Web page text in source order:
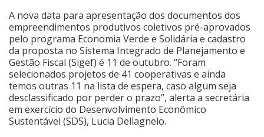
Classificados
Guia de Serviços
Anuncie
A nova data para apresentação dos documentos dos
empreendimentos produtivos coletivos pré-aprovados
pelo programa Economia Verde e Solidária e cadastro
da proposta no Sistema Integrado de Planejamento e
Gestão Fiscal (Sigef) é 11 de outubro. “Foram
selecionados projetos de 41 cooperativas e ainda
temos outras 11 na lista de espera, caso algum seja
desclassificado por perder o prazo”, alerta a secretária
em exercício do Desenvolvimento Econômico
Sustentável (SDS), Lucia Dellagnelo.